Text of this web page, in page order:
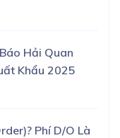
Hải Quan
Khẩu 2025
Phí D/O Là